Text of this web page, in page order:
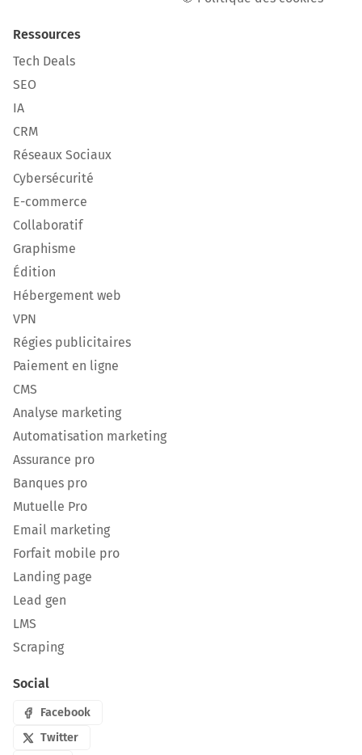
Ressources
Tech Deals
SEO
IA
CRM
Réseaux Sociaux
Cybersécurité
E-commerce
Collaboratif
Graphisme
Édition
Hébergement web
VPN
Régies publicitaires
Paiement en ligne
CMS
Analyse marketing
Automatisation marketing
Assurance pro
Banques pro
Mutuelle Pro
Email marketing
Forfait mobile pro
Landing page
Lead gen
LMS
Scraping
Social
Facebook
Twitter